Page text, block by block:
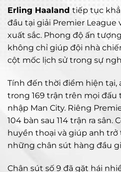
Erling Haaland tiếp tục
đầu tại giải Premier League
xuất sắc. Phong độ ấn
không chỉ giúp đội nhà
cột mốc lịch sử trong sự
Tính đến thời điểm hiện tại,
trong 169 trận trên mọi
nhập Man City. Riêng
104 bàn sau 114 trận ra sân.
huyền thoại và giúp anh
những chân sút hàng đầu
Chân sút số 9 đã gặt hái